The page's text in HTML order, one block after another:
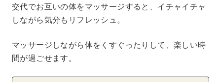
交代でお互いの体をマッサージすると、イチャイチャ
しながら気分もリフレッシュ。
マッサージしながら体をくすぐったりして、楽しい時
間が過ごせます。